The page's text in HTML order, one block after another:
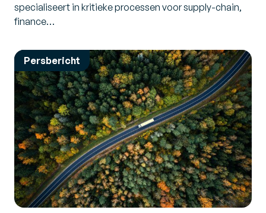
specialiseert in kritieke processen voor supply-chain,
finance…
Persbericht